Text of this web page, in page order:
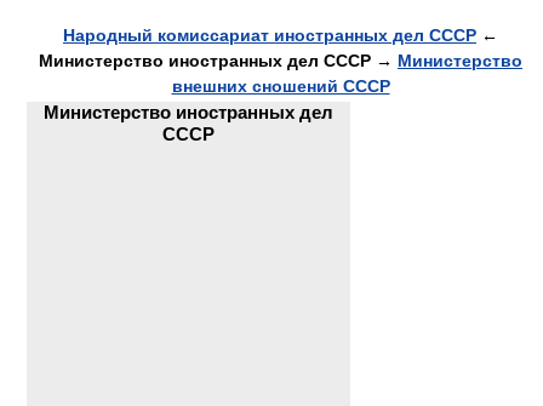
Народный комиссариат иностранных дел СССР ←
Министерство иностранных дел СССР → Министерство
внешних сношений СССР
Министерство иностранных дел
СССР